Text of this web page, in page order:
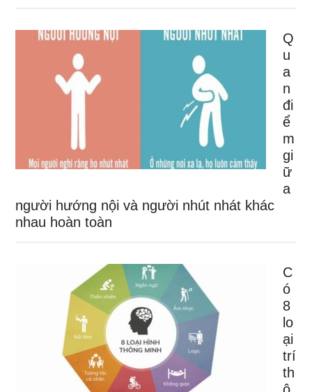
Q
u
a
n
đi
ể
m
gi
ữ
a
người hướng nội và người nhút nhát khác
nhau hoàn toàn
C
ó
8
lo
ại
trí
th